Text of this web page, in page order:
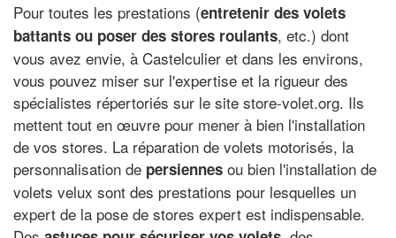
Pour toutes les prestations (entretenir des volets
battants ou poser des stores roulants, etc.) dont
vous avez envie, à Castelculier et dans les environs,
vous pouvez miser sur l'expertise et la rigueur des
spécialistes répertoriés sur le site store-volet.org. Ils
mettent tout en œuvre pour mener à bien l'installation
de vos stores. La réparation de volets motorisés, la
personnalisation de persiennes ou bien l'installation de
volets velux sont des prestations pour lesquelles un
expert de la pose de stores expert est indispensable.